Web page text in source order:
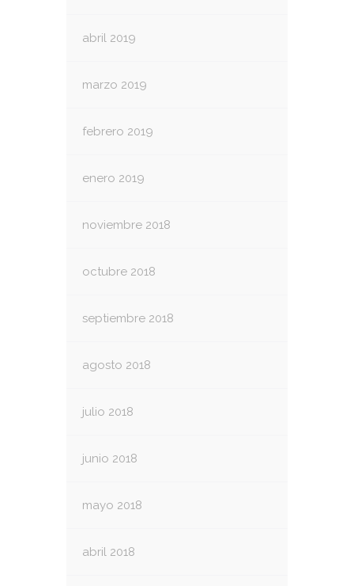
abril 2019
marzo 2019
febrero 2019
enero 2019
noviembre 2018
octubre 2018
septiembre 2018
agosto 2018
julio 2018
junio 2018
mayo 2018
abril 2018